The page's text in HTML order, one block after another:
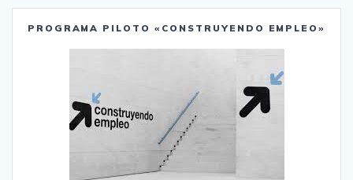
PROGRAMA PILOTO «CONSTRUYENDO EMPLEO»